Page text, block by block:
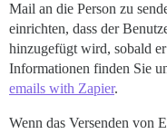
Mail an die Person zu
einrichten, dass der
hinzugefügt wird, sobald
Informationen finden Sie
emails with Zapier.
Wenn das Versenden von